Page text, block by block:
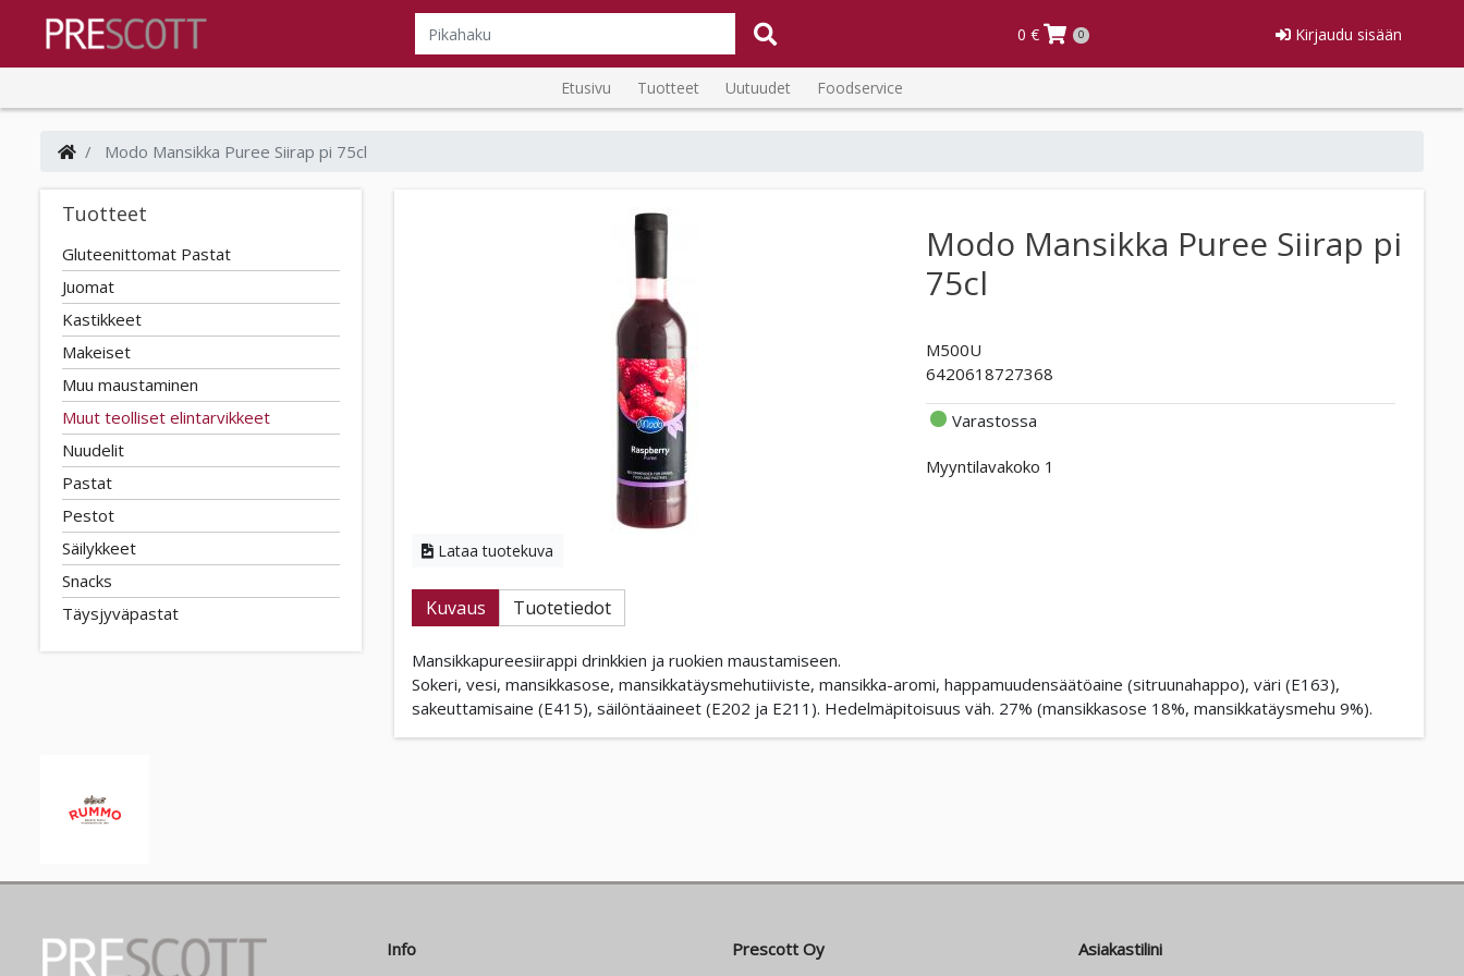
0 € 0 Kirjaudu sisään
Etusivu Tuotteet Uutuudet Foodservice
Modo Mansikka Puree Siirap pi 75cl
Tuotteet
Gluteenittomat Pastat
Juomat
Kastikkeet
Makeiset
Muu maustaminen
Muut teolliset elintarvikkeet
Nuudelit
Pastat
Pestot
Säilykkeet
Snacks
Täysjyväpastat
Lataa tuotekuva
Modo Mansikka Puree Siirap pi
75cl
M500U
6420618727368
Varastossa
Myyntilavakoko 1
Kuvaus Tuotetiedot
Mansikkapureesiirappi drinkkien ja ruokien maustamiseen.
Sokeri, vesi, mansikkasose, mansikkatäysmehutiiviste, mansikka-aromi, happamuudensäätöaine (sitruunahappo), väri (E163),
sakeuttamisaine (E415), säilöntäaineet (E202 ja E211). Hedelmäpitoisuus väh. 27% (mansikkasose 18%, mansikkatäysmehu 9%).
Info Prescott Oy Asiakastilini